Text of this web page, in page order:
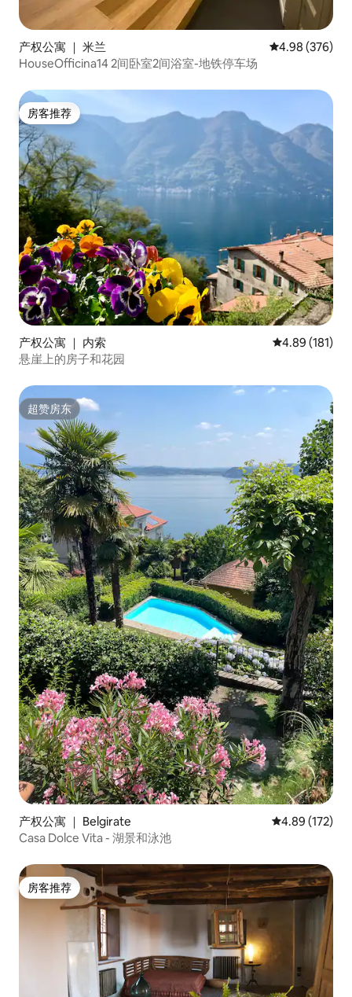
产权公寓 ｜ 米兰 平均评分 4.98
4.98 (376)
HouseOfficina14 2间卧室2间浴室-地铁停车场
房客推荐
房客推荐
产权公寓 ｜ 内索 平均评分 4.89
4.89 (181)
悬崖上的房子和花园
超赞房东
超赞房东
产权公寓 ｜ Belgirate 平均评分 4.89
4.89 (172)
Casa Dolce Vita - 湖景和泳池
房客推荐
房客推荐